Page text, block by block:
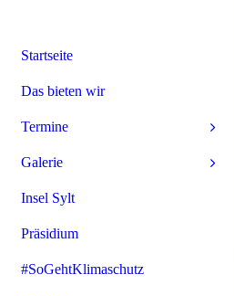
Startseite
Das bieten wir
Termine
Galerie
Insel Sylt
Präsidium
#SoGehtKlimaschutz